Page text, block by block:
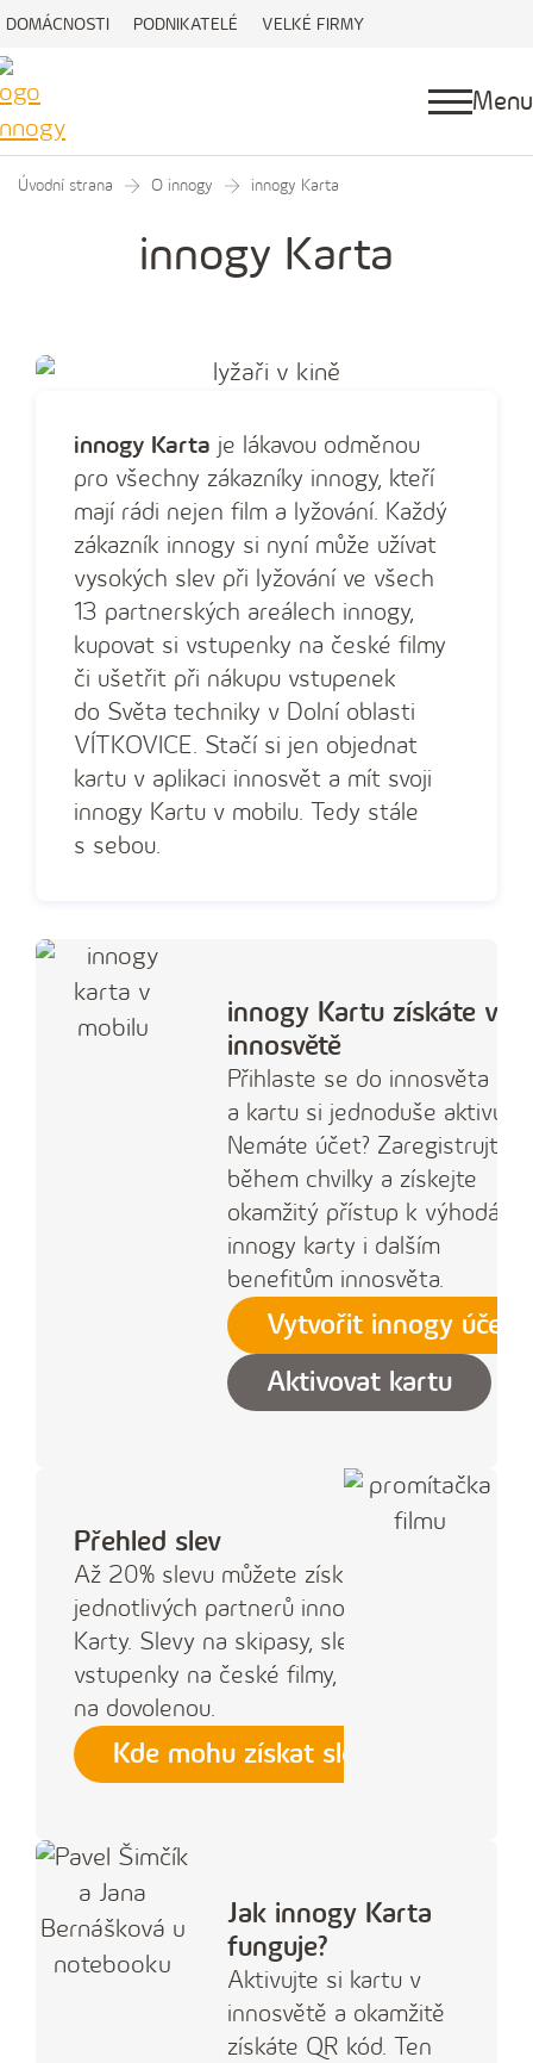
DOMÁCNOSTI PODNIKATELÉ VELKÉ FIRMY
Menu
Úvodní strana O innogy innogy Karta
innogy Karta
innogy Karta je lákavou odměnou
pro všechny zákazníky innogy, kteří
mají rádi nejen film a lyžování. Každý
zákazník innogy si nyní může užívat
vysokých slev při lyžování ve všech
13 partnerských areálech innogy,
kupovat si vstupenky na české filmy
či ušetřit při nákupu vstupenek
do Světa techniky v Dolní oblasti
VÍTKOVICE. Stačí si jen objednat
kartu v aplikaci innosvět a mít svoji
innogy Kartu v mobilu. Tedy stále
s sebou.
innogy Kartu získáte v
innosvětě
Přihlaste se do innosvěta
a kartu si jednoduše
Nemáte účet? Zaregistrujte
během chvilky a získejte
okamžitý přístup k výhodám
innogy karty i dalším
benefitům innosvěta.
Vytvořit innogy účet
Aktivovat kartu
Přehled slev
Až 20% slevu můžete získat u
jednotlivých partnerů innogy
Karty. Slevy na skipasy, slevy na
vstupenky na české filmy, slevy
na dovolenou.
Kde mohu získat slevu
Jak innogy Karta
funguje?
Aktivujte si kartu v
innosvětě a okamžitě
získáte QR kód. Ten